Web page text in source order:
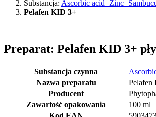
Substancja: Ascorbic
Pelafen KID 3+
Preparat: Pelafen KID 3+
Substancja czynna
Nazwa preparatu
Pelafen
Producent
Zawartość opakowania
100 ml